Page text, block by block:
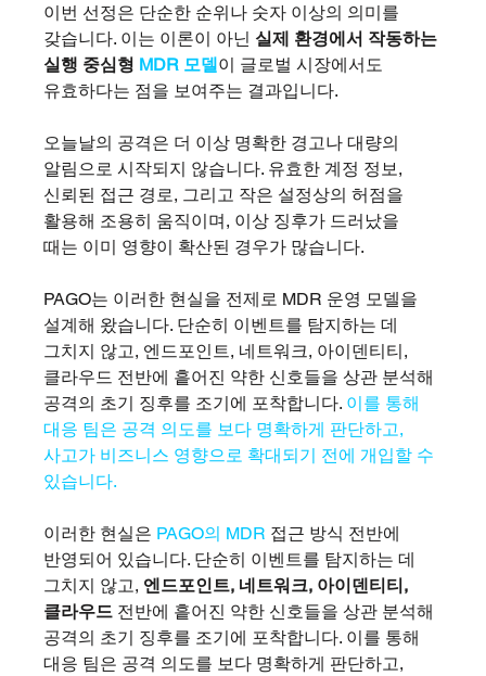
이번 선정은 단순한 순위나 숫자 이상의 의미를
갖습니다. 이는 이론이 아닌 실제 환경에서 작동하는
실행 중심형 MDR 모델이 글로벌 시장에서도
유효하다는 점을 보여주는 결과입니다.
오늘날의 공격은 더 이상 명확한 경고나 대량의
알림으로 시작되지 않습니다. 유효한 계정 정보,
신뢰된 접근 경로, 그리고 작은 설정상의 허점을
활용해 조용히 움직이며, 이상 징후가 드러났을
때는 이미 영향이 확산된 경우가 많습니다.
PAGO는 이러한 현실을 전제로 MDR 운영 모델을
설계해 왔습니다. 단순히 이벤트를 탐지하는 데
그치지 않고, 엔드포인트, 네트워크, 아이덴티티,
클라우드 전반에 흩어진 약한 신호들을 상관 분석해
공격의 초기 징후를 조기에 포착합니다. 이를 통해
대응 팀은 공격 의도를 보다 명확하게 판단하고,
사고가 비즈니스 영향으로 확대되기 전에 개입할 수
있습니다.
이러한 현실은 PAGO의 MDR 접근 방식 전반에
반영되어 있습니다. 단순히 이벤트를 탐지하는 데
그치지 않고, 엔드포인트, 네트워크, 아이덴티티,
클라우드 전반에 흩어진 약한 신호들을 상관 분석해
공격의 초기 징후를 조기에 포착합니다. 이를 통해
대응 팀은 공격 의도를 보다 명확하게 판단하고,